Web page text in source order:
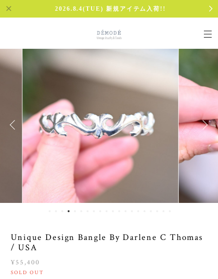
2026.8.4(TUE) 新規アイテム入荷!!
Unique Design Bangle By Darlene C Thomas
/ USA
¥55,400
SOLD OUT